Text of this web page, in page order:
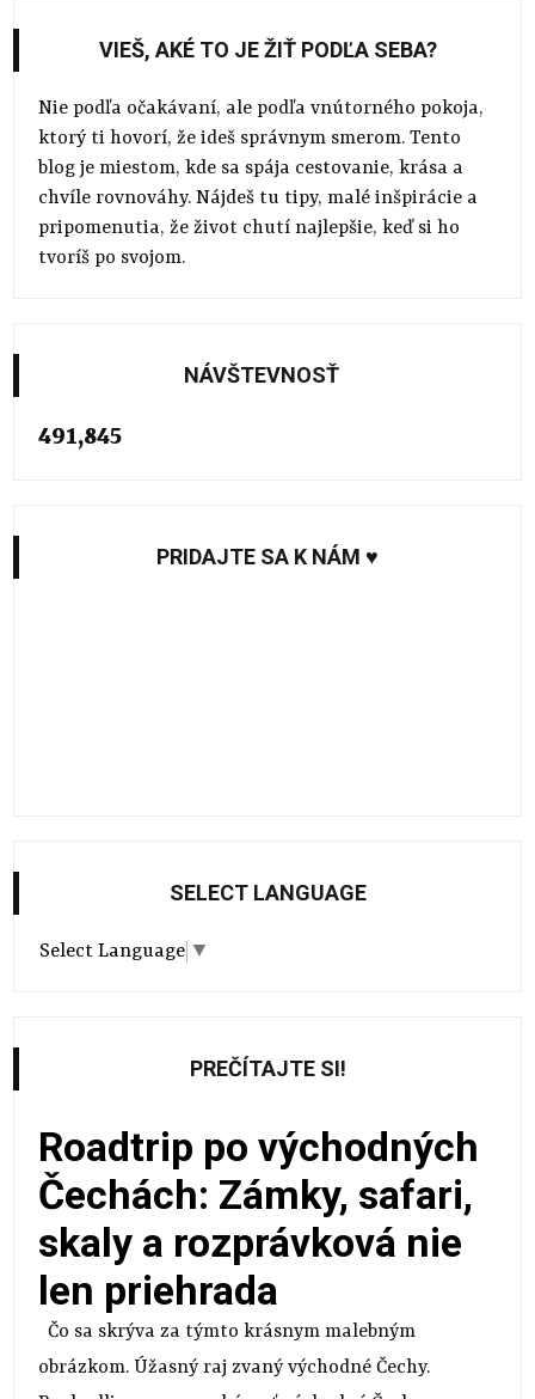
VIEŠ, AKÉ TO JE ŽIŤ PODĽA SEBA?
Nie podľa očakávaní, ale podľa vnútorného pokoja,
ktorý ti hovorí, že ideš správnym smerom. Tento
blog je miestom, kde sa spája cestovanie, krása a
chvíle rovnováhy. Nájdeš tu tipy, malé inšpirácie a
pripomenutia, že život chutí najlepšie, keď si ho
tvoríš po svojom.
NÁVŠTEVNOSŤ
491,845
PRIDAJTE SA K NÁM ♥
SELECT LANGUAGE
Select Language ▼
PREČÍTAJTE SI!
Roadtrip po východných
Čechách: Zámky, safari,
skaly a rozprávková nie
len priehrada
Čo sa skrýva za týmto krásnym malebným
obrázkom. Úžasný raj zvaný východné Čechy.